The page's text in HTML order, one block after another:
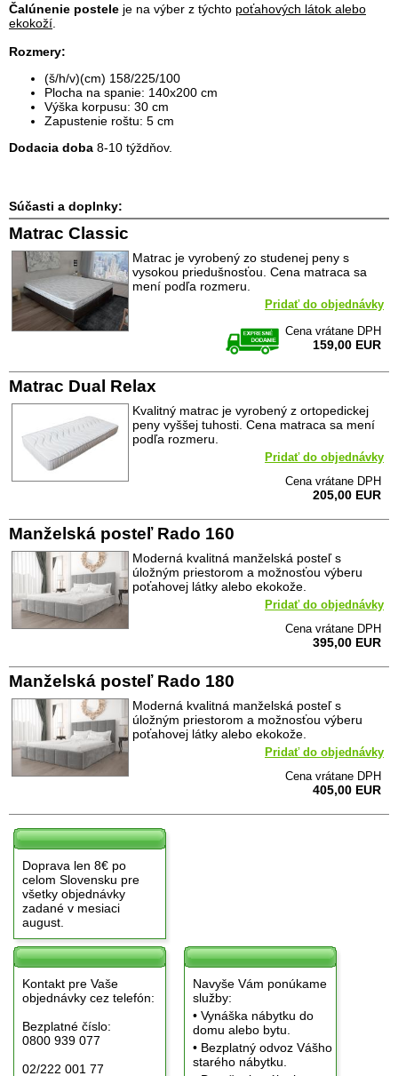
Čalúnenie postele je na výber z týchto poťahových látok alebo
ekokoží
Rozmery:
(š/h/v)(cm) 158/225/100
Plocha na spanie: 140x200 cm
Výška korpusu: 30 cm
Zapustenie roštu: 5 cm
Dodacia doba 8-10 týždňov.
Súčasti a doplnky:
Matrac Classic
Matrac je vyrobený zo studenej peny s
vysokou priedušnosťou. Cena matraca sa
mení podľa rozmeru.
Pridať do objednávky
Cena vrátane DPH
159,00 EUR
Matrac Dual Relax
Kvalitný matrac je vyrobený z ortopedickej
peny vyššej tuhosti. Cena matraca sa mení
podľa rozmeru.
Pridať do objednávky
Cena vrátane DPH
205,00 EUR
Manželská posteľ Rado 160
Moderná kvalitná manželská posteľ s
úložným priestorom a možnosťou výberu
poťahovej látky alebo ekokože.
Pridať do objednávky
Cena vrátane DPH
395,00 EUR
Manželská posteľ Rado 180
Moderná kvalitná manželská posteľ s
úložným priestorom a možnosťou výberu
poťahovej látky alebo ekokože.
Pridať do objednávky
Cena vrátane DPH
405,00 EUR
Doprava len 8€ po
celom Slovensku pre
všetky objednávky
zadané v mesiaci
august.
Kontakt pre Vaše
objednávky cez telefón:
Bezplatné číslo:
0800 939 077
02/222 001 77
Navyše Vám ponúkame
služby:
• Vynáška nábytku do
domu alebo bytu.
• Bezplatný odvoz Vášho
starého nábytku.